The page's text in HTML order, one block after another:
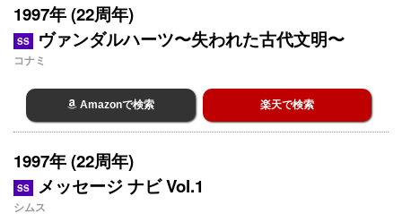
1997年 (22周年)
SS ヴァンダルハーツ〜失われた古代文明〜
コナミ
Amazonで検索 楽天で検索
1997年 (22周年)
SS メッセージ ナビ Vol.1
シムス